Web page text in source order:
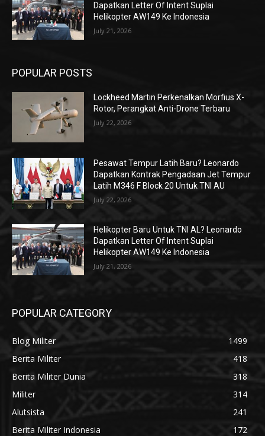
Dapatkan Letter Of Intent Suplai
Helikopter AW149 Ke Indonesia
July 21, 2026
POPULAR POSTS
Lockheed Martin Perkenalkan Morfius X-
Rotor, Perangkat Anti-Drone Terbaru
July 22, 2026
Pesawat Tempur Latih Baru? Leonardo
Dapatkan Kontrak Pengadaan Jet Tempur
Latih M346 F Block 20 Untuk TNI AU
July 22, 2026
Helikopter Baru Untuk TNI AL? Leonardo
Dapatkan Letter Of Intent Suplai
Helikopter AW149 Ke Indonesia
July 21, 2026
POPULAR CATEGORY
Blog Militer
1499
Berita Militer
418
Berita Militer Dunia
318
Militer
314
Alutsista
241
Berita Militer Indonesia
172